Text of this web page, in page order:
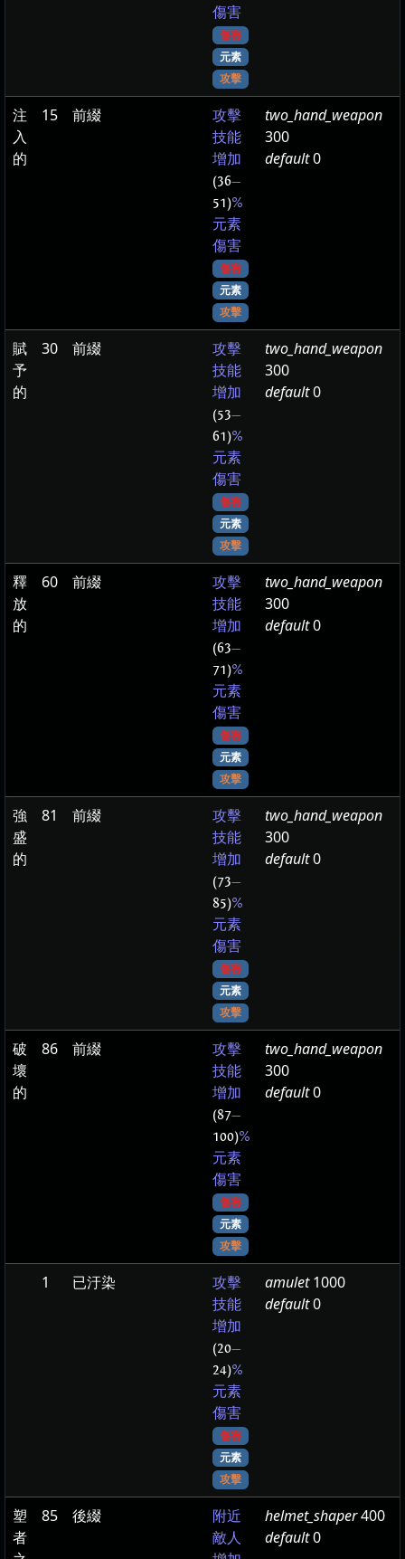
傷害
傷害
元素
攻擊
注
入
的
15 前綴
攻擊
技能
增加
(36—
51)%
元素
傷害
傷害
元素
攻擊
two_hand_weapon
300
default0
賦
予
的
30 前綴
攻擊
技能
增加
(53—
61)%
元素
傷害
傷害
元素
攻擊
two_hand_weapon
300
default0
釋
放
的
60 前綴
攻擊
技能
增加
(63—
71)%
元素
傷害
傷害
元素
攻擊
two_hand_weapon
300
default0
強
盛
的
81 前綴
攻擊
技能
增加
(73—
85)%
元素
傷害
傷害
元素
攻擊
two_hand_weapon
300
default0
破
壞
的
86 前綴
攻擊
技能
增加
(87—
100)%
元素
傷害
傷害
元素
攻擊
two_hand_weapon
300
default0
1 已汙染
攻擊
技能
增加
(20—
24)%
元素
傷害
傷害
元素
攻擊
amulet1000
default0
塑
者
85 後綴
附近
敵人
helmet_shaper400
default0